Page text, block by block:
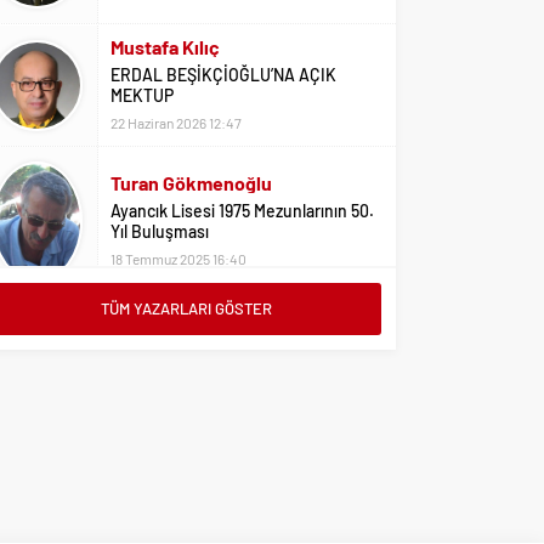
Mustafa Kılıç
ERDAL BEŞİKÇİOĞLU’NA AÇIK
MEKTUP
22 Haziran 2026 12:47
Turan Gökmenoğlu
Ayancık Lisesi 1975 Mezunlarının 50.
Yıl Buluşması
18 Temmuz 2025 16:40
Adil Yıldız
TÜM YAZARLARI GÖSTER